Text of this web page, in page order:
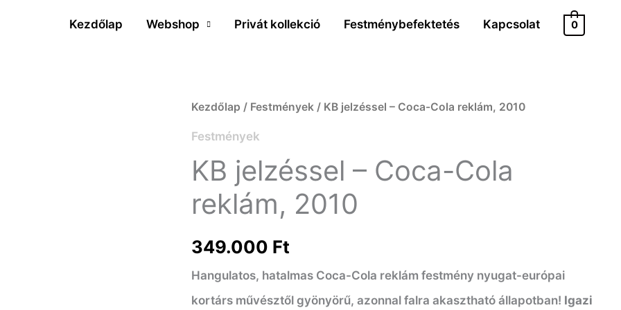
Kezdőlap Webshop Privát kollekció Festménybefektetés Kapcsolat 0
Kezdőlap / Festmények / KB jelzéssel – Coca-Cola reklám, 2010
Festmények
KB jelzéssel – Coca-Cola
reklám, 2010
349.000 Ft
Hangulatos, hatalmas Coca-Cola reklám festmény nyugat-európai
kortárs művésztől gyönyörű, azonnal falra akasztható állapotban! Igazi
KB
jelzéssel
Coca-
Cola
2010
mennyiség